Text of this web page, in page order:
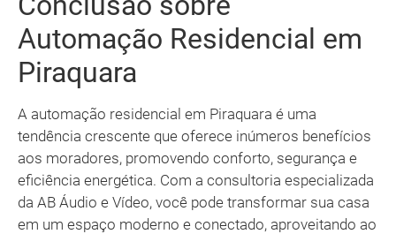
Automação Residencial em
Piraquara
A automação residencial em Piraquara é uma
tendência crescente que oferece inúmeros benefícios
aos moradores, promovendo conforto, segurança e
eficiência energética. Com a consultoria especializada
da AB Áudio e Vídeo, você pode transformar sua casa
em um espaço moderno e conectado, aproveitando ao